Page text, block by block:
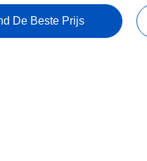
De Beste Prijs